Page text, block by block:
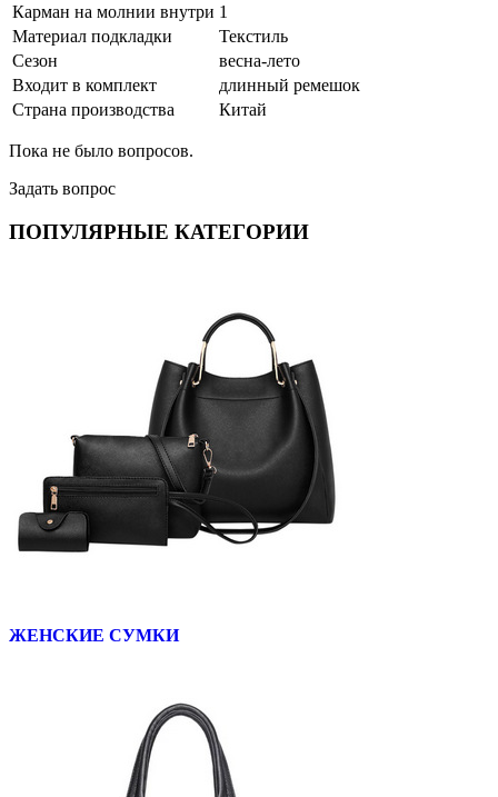
Карман на молнии внутри 1
Материал подкладки
Текстиль
Сезон
весна-лето
Входит в комплект
длинный ремешок
Страна производства
Китай
Пока не было вопросов.
Задать вопрос
ПОПУЛЯРНЫЕ КАТЕГОРИИ
ЖЕНСКИЕ СУМКИ